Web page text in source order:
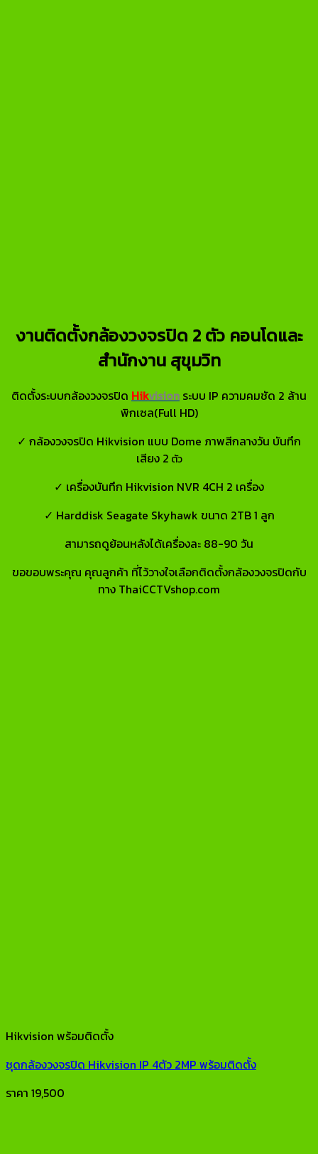
งานติดตั้งกล้องวงจรปิด 2 ตัว คอนโดและ
สำนักงาน สุขุมวิท
ติดตั้งระบบกล้องวงจรปิด Hikvision ระบบ IP ความคมชัด 2 ล้าน
พิกเซล(Full HD)
✓ กล้องวงจรปิด Hikvision แบบ Dome ภาพสีกลางวัน บันทึก
เสียง 2 ตัว
✓ เครื่องบันทึก Hikvision NVR 4CH 2 เครื่อง
✓ Harddisk Seagate Skyhawk ขนาด 2TB 1 ลูก
สามารถดูย้อนหลังได้เครื่องละ 88-90 วัน
ขอขอบพระคุณ คุณลูกค้า ที่ไว้วางใจเลือกติดตั้งกล้องวงจรปิดกับ
ทาง ThaiCCTVshop.com
Hikvision พร้อมติดตั้ง
ชุดกล้องวงจรปิด Hikvision IP 4ตัว 2MP พร้อมติดตั้ง
ราคา 19,500